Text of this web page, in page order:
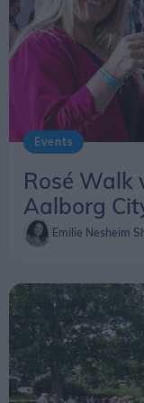
Vil man se det
solformørkelsen
findesher
Events
Rosé Walk
Aalborg
Emilie Nesheim